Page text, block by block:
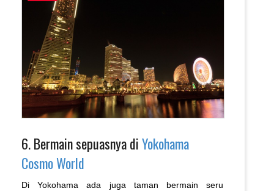
6. Bermain sepuasnya diYokohama
Cosmo World
Di Yokohama ada juga taman bermain seru